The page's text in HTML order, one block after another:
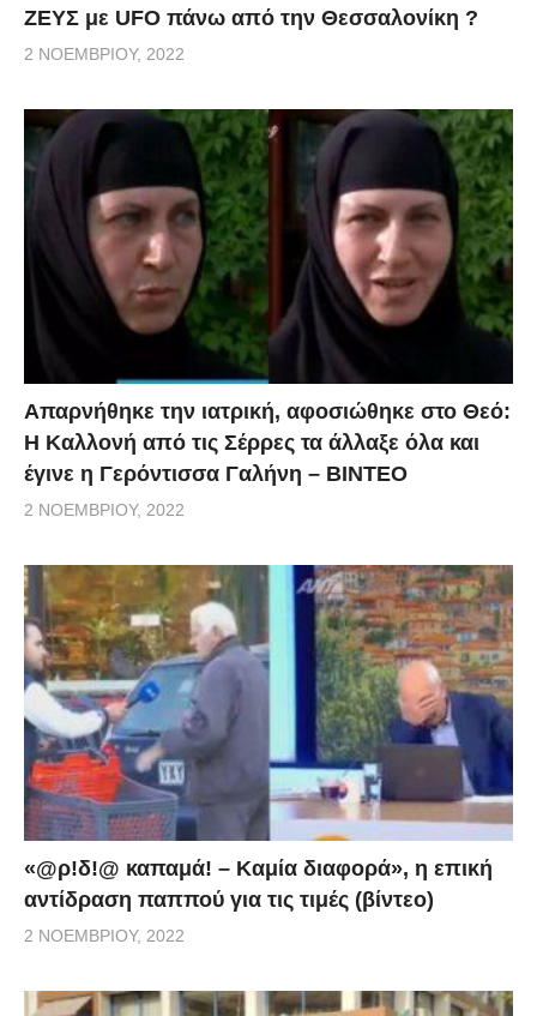
ΖΕΥΣ με UFO πάνω από την Θεσσαλονίκη ?
2 ΝΟΕΜΒΡΊΟΥ, 2022
Απαρνήθηκε την ιατρική, αφοσιώθηκε στο Θεό:
Η Καλλονή από τις Σέρρες τα άλλαξε όλα και
έγινε η Γερόντισσα Γαλήνη – ΒΙΝΤΕΟ
2 ΝΟΕΜΒΡΊΟΥ, 2022
«@ρ!δ!@ καπαμά! – Καμία διαφορά», η επική
αντίδραση παππού για τις τιμές (βίντεο)
2 ΝΟΕΜΒΡΊΟΥ, 2022